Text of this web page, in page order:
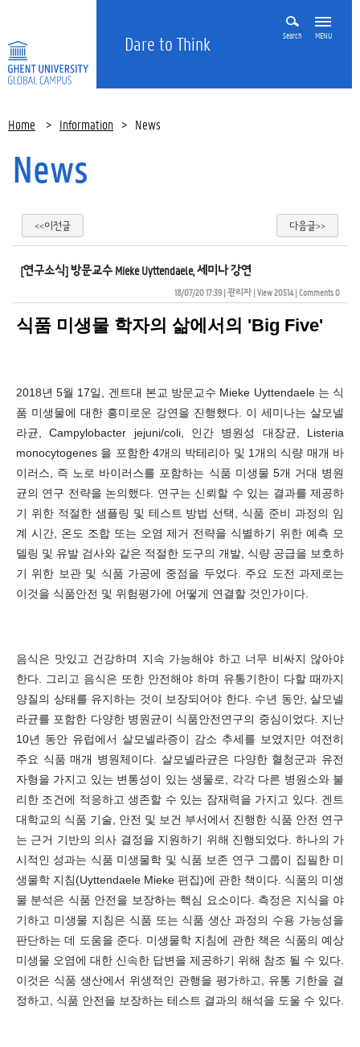
Dare to Think Search MENU
Home > Information > News
News
<<이전글 다음글>>
[연구소식] 방문교수 Mieke Uyttendaele, 세미나 강연
18/07/20 17:39| 관리자| View 20514| Comments 0
식품 미생물 학자의 삶에서의 'Big Five'
2018년 5월 17일, 겐트대 본교 방문교수 Mieke Uyttendaele 는 식
품 미생물에 대한 흥미로운 강연을 진행했다. 이 세미나는 살모넬
라균, Campylobacter jejuni/coli, 인간 병원성 대장균, Listeria
monocytogenes 을 포함한 4개의 박테리아 및 1개의 식량 매개 바
이러스, 즉 노로 바이러스를 포함하는 식품 미생물 5개 거대 병원
균의 연구 전략을 논의했다. 연구는 신뢰할 수 있는 결과를 제공하
기 위한 적절한 샘플링 및 테스트 방법 선택, 식품 준비 과정의 임
계 시간, 온도 조합 또는 오염 제거 전략을 식별하기 위한 예측 모
델링 및 유발 검사와 같은 적절한 도구의 개발, 식량 공급을 보호하
기 위한 보관 및 식품 가공에 중점을 두었다. 주요 도전 과제로는
이것을 식품안전 및 위험평가에 어떻게 연결할 것인가이다.
음식은 맛있고 건강하며 지속 가능해야 하고 너무 비싸지 않아야
한다. 그리고 음식은 또한 안전해야 하며 유통기한이 다할 때까지
양질의 상태를 유지하는 것이 보장되어야 한다. 수년 동안, 살모넬
라균를 포함한 다양한 병원균이 식품안전연구의 중심이었다. 지난
10년 동안 유럽에서 살모넬라증이 감소 추세를 보였지만 여전히
주요 식품 매개 병원체이다. 살모넬라균은 다양한 혈청군과 유전
자형을 가지고 있는 변통성이 있는 생물로, 각각 다른 병원소와 불
리한 조건에 적응하고 생존할 수 있는 잠재력을 가지고 있다. 겐트
대학교의 식품 기술, 안전 및 보건 부서에서 진행한 식품 안전 연구
는 근거 기반의 의사 결정을 지원하기 위해 진행되었다. 하나의 가
시적인 성과는 식품 미생물학 및 식품 보존 연구 그룹이 집필한 미
생물학 지침(Uyttendaele Mieke 편집)에 관한 책이다. 식품의 미생
물 분석은 식품 안전을 보장하는 핵심 요소이다. 측정은 지식을 야
기하고 미생물 지침은 식품 또는 식품 생산 과정의 수용 가능성을
판단하는 데 도움을 준다. 미생물학 지침에 관한 책은 식품의 예상
미생물 오염에 대한 신속한 답변을 제공하기 위해 참조 될 수 있다.
이것은 식품 생산에서 위생적인 관행을 평가하고, 유통 기한을 결
정하고, 식품 안전을 보장하는 테스트 결과의 해석을 도울 수 있다.